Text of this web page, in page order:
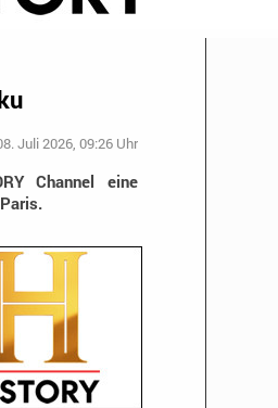
Juli 2026, 09:26 Uhr
Channel eine